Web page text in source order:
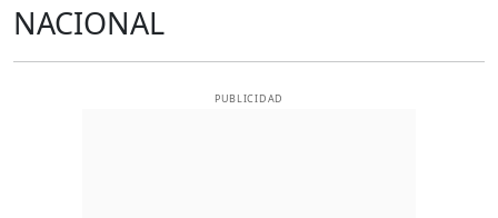
NACIONAL
PUBLICIDAD